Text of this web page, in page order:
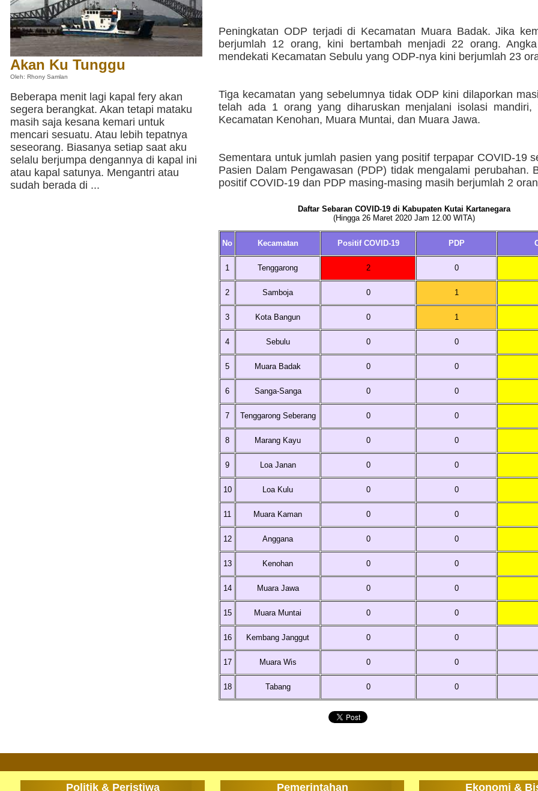
Akan Ku Tunggu
Oleh: Rhony Samlan
Beberapa menit lagi kapal fery akan
segera berangkat. Akan tetapi mataku
masih saja kesana kemari untuk
mencari sesuatu. Atau lebih tepatnya
seseorang. Biasanya setiap saat aku
selalu berjumpa dengannya di kapal ini
atau kapal satunya. Mengantri atau
sudah berada di ...
Peningkatan ODP terjadi di Kecamatan Muara Badak. Jika
berjumlah 12 orang, kini bertambah menjadi 22 orang.
mendekati Kecamatan Sebulu yang ODP-nya kini berjumlah 23
Tiga kecamatan yang sebelumnya tidak ODP kini dilaporkan
telah ada 1 orang yang diharuskan menjalani isolasi
Kecamatan Kenohan, Muara Muntai, dan Muara Jawa.
Sementara untuk jumlah pasien yang positif terpapar COVID-19
Pasien Dalam Pengawasan (PDP) tidak mengalami perubahan.
positif COVID-19 dan PDP masing-masing masih berjumlah 2
Daftar Sebaran COVID-19 di Kabupaten Kutai Kartanegara
(Hingga 26 Maret 2020 Jam 12.00 WITA)
No Kecamatan Positif COVID-19 PDP
1 Tenggarong 2 0
2 Samboja 0 1
3 Kota Bangun 0 1
4 Sebulu 0 0
5 Muara Badak 0 0
6 Sanga-Sanga 0 0
7 Tenggarong Seberang 0 0
8 Marang Kayu 0 0
9 Loa Janan 0 0
10 Loa Kulu 0 0
11 Muara Kaman 0 0
12 Anggana 0 0
13 Kenohan 0 0
14 Muara Jawa 0 0
15 Muara Muntai 0 0
16 Kembang Janggut 0 0
17 Muara Wis 0 0
18 Tabang 0 0
Politik & Peristiwa Pemerintahan Ekonomi &